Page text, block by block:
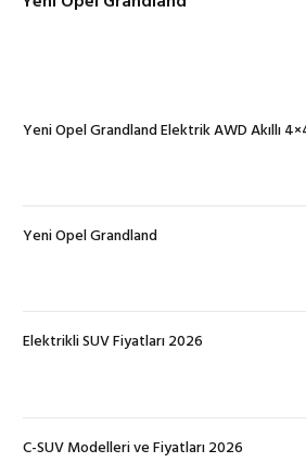
Yeni Opel Grandland Elektrik AWD Akıllı
Yeni Opel Grandland
Elektrikli SUV Fiyatları 2026
C-SUV Modelleri ve Fiyatları 2026